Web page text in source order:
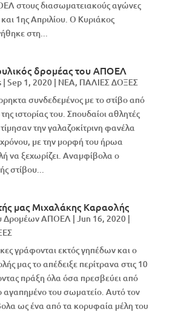
στους διασωματειακούς αγώνες
1ης Απριλίου. Ο Κυριάκος
στη...
δρομέας του ΑΠΟΕΛ
| Sep 1, 2020| NEA, ΠΑΛΙΕΣ ΔΟΞΕΣ
συνδεδεμένος με το στίβο από
ιστορίας του. Σπουδαίοι αθλητές
την γαλαζοκίτρινη φανέλα
με την μορφή του ήρωα
να ξεχωρίζει. Αναμφίβολα ο
στίβου...
μας Μιχαλάκης Καραολής
Δρομέων ΑΠΟΕΛ | Jun 16, 2020|
γράφονται εκτός γηπέδων και ο
μας το απέδειξε περίτρανα στις 10
πράξη όλα όσα πρεσβεύει από
αγαπημένο του σωματείο. Αυτό τον
ως ένα από τα κορυφαία μέλη του